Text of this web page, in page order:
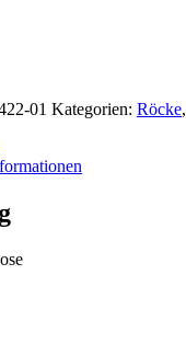
01 Kategorien: Röcke,